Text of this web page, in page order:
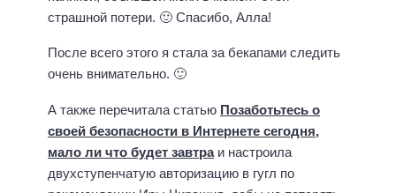
страшной потери. 🙂 Спасибо, Алла!
После всего этого я стала за бекапами следить
очень внимательно. 🙂
А также перечитала статью Позаботьтесь о
своей безопасности в Интернете сегодня,
мало ли что будет завтраи настроила
двухступенчатую авторизацию в гугл по